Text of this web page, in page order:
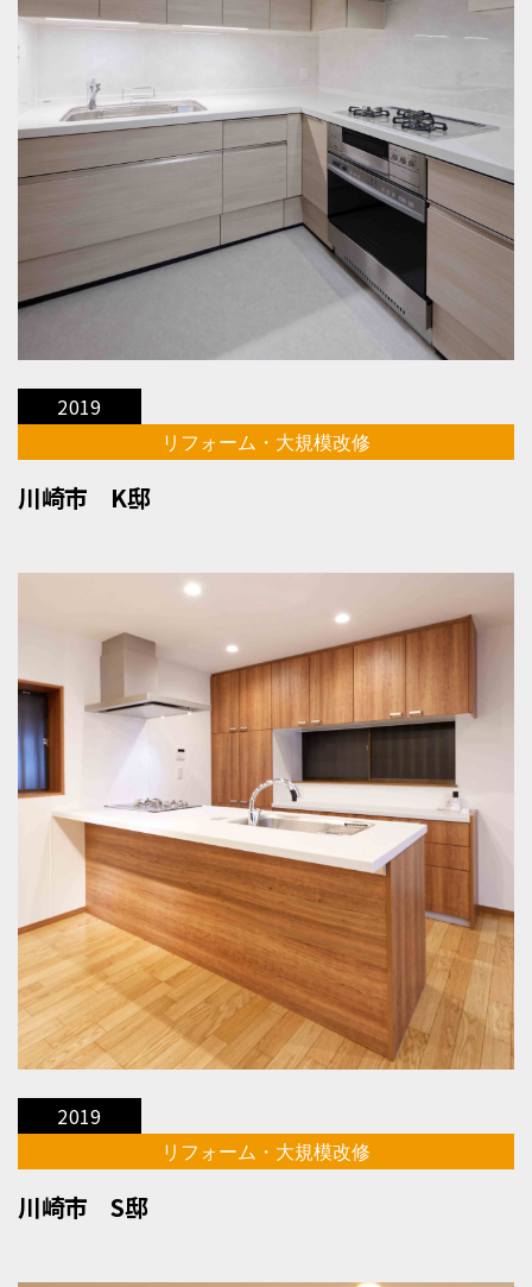
2019
リフォーム・大規模改修
川崎市 K邸
2019
リフォーム・大規模改修
川崎市 S邸